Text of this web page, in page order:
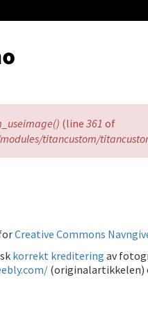
(line 361 of
titancustom/
Creative Commons
korrekt kreditering av
(originalartikkelen)